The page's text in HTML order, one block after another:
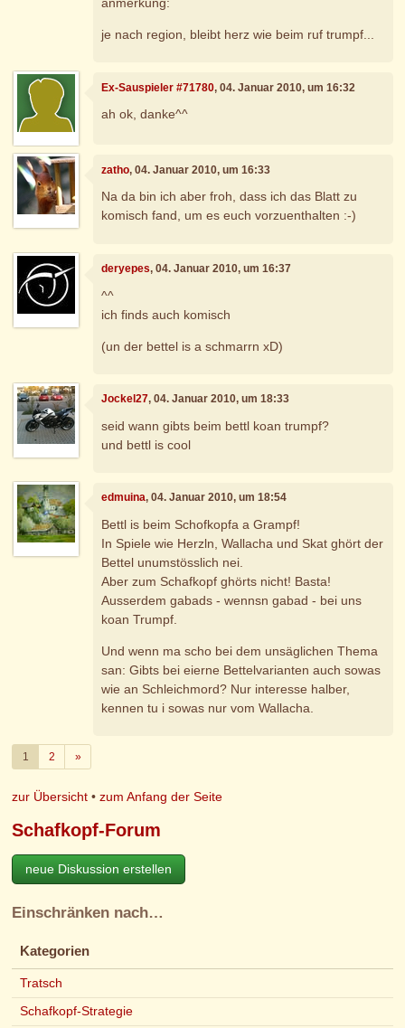
je nach region, bleibt herz wie beim ruf trumpf...
Ex-Sauspieler #71780, 04. Januar 2010, um 16:32
ah ok, danke^^
zatho, 04. Januar 2010, um 16:33
Na da bin ich aber froh, dass ich das Blatt zu
komisch fand, um es euch vorzuenthalten :-)
deryepes, 04. Januar 2010, um 16:37
^^
ich finds auch komisch
(un der bettel is a schmarrn xD)
Jockel27, 04. Januar 2010, um 18:33
seid wann gibts beim bettl koan trumpf?
und bettl is cool
edmuina, 04. Januar 2010, um 18:54
Bettl is beim Schofkopfa a Grampf!
In Spiele wie Herzln, Wallacha und Skat ghört der
Bettel unumstösslich nei.
Aber zum Schafkopf ghörts nicht! Basta!
Ausserdem gabads - wennsn gabad - bei uns
koan Trumpf.
Und wenn ma scho bei dem unsäglichen Thema
san: Gibts bei eierne Bettelvarianten auch sowas
wie an Schleichmord? Nur interesse halber,
kennen tu i sowas nur vom Wallacha.
1 2 »Weiter
zur Übersicht •zum Anfang der Seite
Schafkopf-Forum
neue Diskussion erstellen
Einschränken nach…
Kategorien
Tratsch
Schafkopf-Strategie